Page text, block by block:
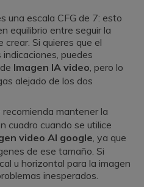
una escala CFG de 7: esto
equilibrio entre seguir la
Si quieres que el
puedes
Imagen IA video , pero lo
alejado de los dos
recomienda mantener la
cuadro cuando se utilice
video AI google, ya que
de ese tamaño. Si
u horizontal para la imagen
inesperados.